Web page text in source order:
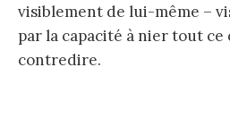
visiblement de lui-même –
par la capacité à nier tout
contredire.